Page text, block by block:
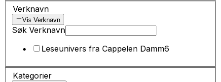
Verknavn
Vis Verknavn
Søk Verknavn
Leseunivers fra Cappelen Damm6
Kategorier